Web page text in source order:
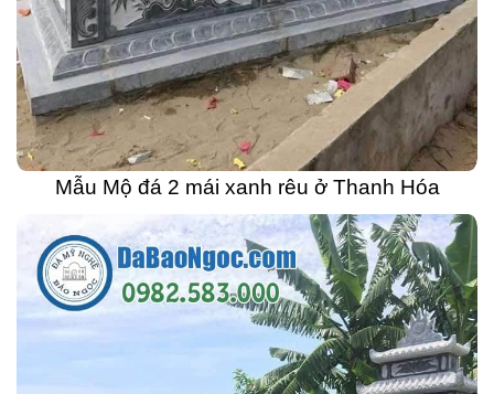
Mẫu Mộ đá 2 mái xanh rêu ở Thanh Hóa